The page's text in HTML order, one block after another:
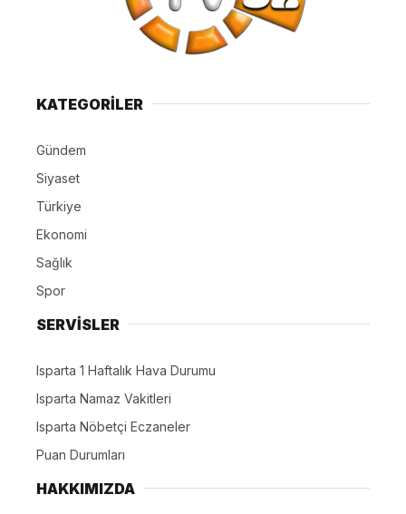
KATEGORİLER
Gündem
Siyaset
Türkiye
Ekonomi
Sağlık
Spor
SERVİSLER
Isparta 1 Haftalık Hava Durumu
Isparta Namaz Vakitleri
Isparta Nöbetçi Eczaneler
Puan Durumları
HAKKIMIZDA